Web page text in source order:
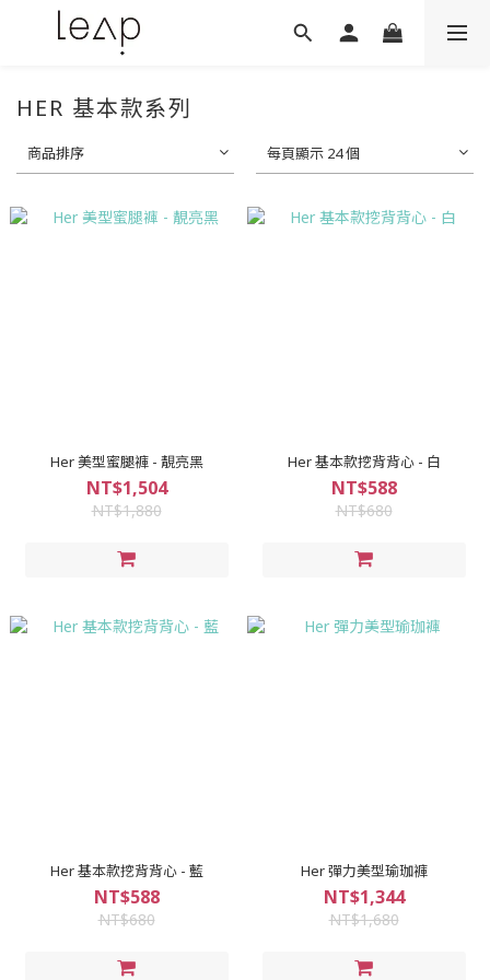
HER 基本款系列
商品排序 每頁顯示 24 個
Her 美型蜜腿褲 - 靚亮黑
NT$1,504
NT$1,880
Her 基本款挖背背心 - 白
NT$588
NT$680
Her 基本款挖背背心 - 藍
NT$588
NT$680
Her 彈力美型瑜珈褲
NT$1,344
NT$1,680